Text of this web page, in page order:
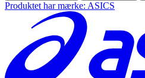
Produktet har mærke: ASICS